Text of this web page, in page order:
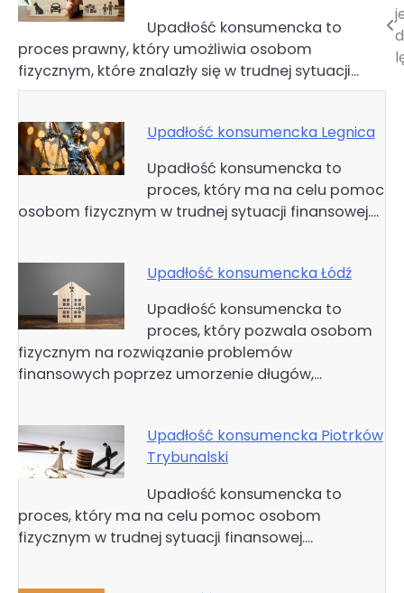
Upadłość konsumencka to
proces prawny, który umożliwia osobom
fizycznym, które znalazły się w trudnej sytuacji…
Upadłość konsumencka Legnica
Upadłość konsumencka to
proces, który ma na celu pomoc
osobom fizycznym w trudnej sytuacji finansowej.…
Upadłość konsumencka Łódź
Upadłość konsumencka to
proces, który pozwala osobom
fizycznym na rozwiązanie problemów
finansowych poprzez umorzenie długów,…
Upadłość konsumencka Piotrków
Trybunalski
Upadłość konsumencka to
proces, który ma na celu pomoc osobom
fizycznym w trudnej sytuacji finansowej.…
wpisu